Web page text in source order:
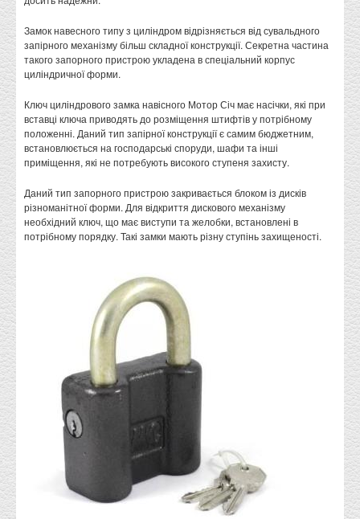
Замок навесного типу з циліндром відрізняється від сувальдного
запірного механізму більш складної конструкції. Секретна частина
такого запорного пристрою укладена в спеціальний корпус
циліндричної форми.
Ключ циліндрового замка навісного Мотор Січ має насічки, які при
вставці ключа приводять до розміщення штифтів у потрібному
положенні. Даний тип запірної конструкції є самим бюджетним,
встановлюється на господарські споруди, шафи та інші
приміщення, які не потребують високого ступеня захисту.
Даний тип запорного пристрою закривається блоком із дисків
різноманітної форми. Для відкриття дискового механізму
необхідний ключ, що має виступи та желобки, встановлені в
потрібному порядку. Такі замки мають різну ступінь захищеності.